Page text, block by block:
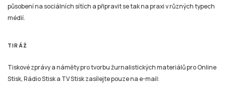
působení na sociálních sítích a připravit se tak na praxi v různých typech
médií.
TIRÁŽ
Tiskové zprávy a náměty pro tvorbu žurnalistických materiálů pro Online
Stisk, Rádio Stisk a TV Stisk zasílejte pouze na e-mail: